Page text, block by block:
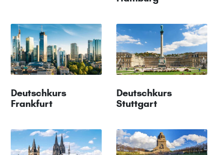
Deutschkurs
Frankfurt
Deutschkurs
Stuttgart